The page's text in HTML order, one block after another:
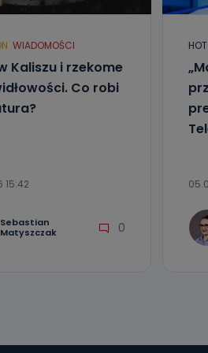
WIADOMOŚCI
Kaliszu i rzekome
Co robi
15:42
Sebastian
Matyszczak
0
HOT